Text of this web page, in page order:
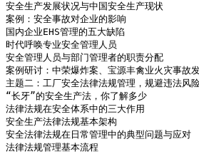
安全生产发展状况与中国安全生产现状
案例：安全事故对企业的影响
国内企业EHS管理的五大缺陷
时代呼唤专业安全管理人员
安全管理人员与部门管理者的职责分配
案例研讨：中荣爆炸案、宝源丰禽业火灾事故
主题二：工厂安全法律法规管理，规避违法风
“长牙”的安全生产法，你了解多少
法律法规在安全体系中的三大作用
安全生产法律法规基本架构
安全法律法规在日常管理中的典型问题与应对
法律法规管理基本流程